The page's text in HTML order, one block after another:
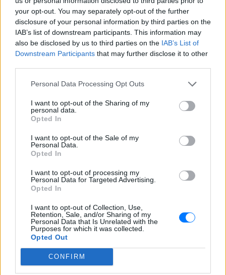
your opt-out. You may separately opt-out of the further
disclosure of your personal information by third parties on the
IAB’s list of downstream participants. This information may
also be disclosed by us to third parties on the IAB’s List of
Downstream Participants that may further disclose it to other
Personal Data Processing Opt Outs
I want to opt-out of the Sharing of my
personal data.
Opted In
I want to opt-out of the Sale of my
Personal Data.
Opted In
I want to opt-out of processing my
Personal Data for Targeted Advertising.
Opted In
I want to opt-out of Collection, Use,
Retention, Sale, and/or Sharing of my
Personal Data that Is Unrelated with the
Purposes for which it was collected.
Opted Out
CONFIRM
Βίντεο που φέρεται να δείχνει βίαιη
μεταφορά άνδρα για στρατιωτική
επιστράτευση στην Ουκρανία
επαναφέρει τη συζήτηση για το λεγόμενο
«busification».
19χρονο να οδηγείται με τη βία
για επιστράτευση ‑ Τι είναι το
ΧΤΕΣ
επιστράτευση στην Ουκρανία
επαναφέρει τη συζήτηση για το λεγόμενο
Πάρο: 4χρονος έχασε τη ζωή
του σε πισίνα beach bar –
ΧΤΕΣ
Ο ιδιοκτήτης του beach bar και οι γονείς
του μικρού προσήχθησαν από τις αρχές -
βρισκόταν κοντά στο παιδί εκείνη την